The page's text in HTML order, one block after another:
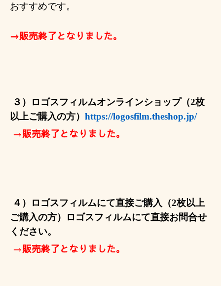
おすすめです。
→販売終了となりました。
３）ロゴスフィルムオンラインショップ（2枚
以上ご購入の方） https://logosfilm.theshop.jp/
→販売終了となりました。
４）ロゴスフィルムにて直接ご購入（2枚以上
ご購入の方）
ロゴスフィルムにて直接お問合せ
ください。
→販売終了となりました。